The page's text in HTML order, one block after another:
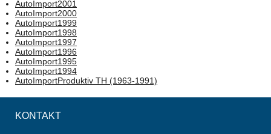
AutoImport2001
AutoImport2000
AutoImport1999
AutoImport1998
AutoImport1997
AutoImport1996
AutoImport1995
AutoImport1994
AutoImportProduktiv TH (1963-1991)
KONTAKT